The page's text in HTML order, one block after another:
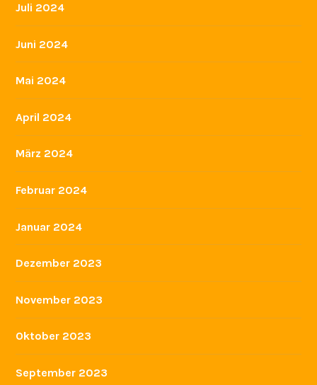
Juli 2024
Juni 2024
Mai 2024
April 2024
März 2024
Februar 2024
Januar 2024
Dezember 2023
November 2023
Oktober 2023
September 2023